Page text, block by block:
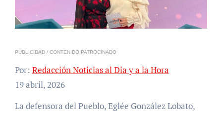
PUBLICIDAD / CONTENIDO PATROCINADO
Por: Redacción Noticias al Dia y a la Hora
19 abril, 2026
La defensora del Pueblo, Eglée González Lobato,